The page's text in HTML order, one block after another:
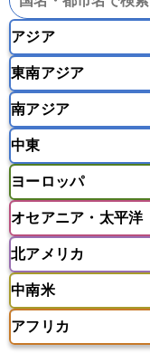
アジア
韓国
モンゴル
東南アジア
インドネシア
マレーシア
ラオス人民民主
南アジア
バングラデシュ
モルディブ
中東
アフガニスタン
イスラエル
ウズベキスタン
カタール
タジキスタン
バーレーン
ヨーロッパ
アイスランド
アゼルバイジャン
イギリス
エストニア
ギリシャ
オセアニア・太平洋
アメリカ領サモア
サモア独立国
ツバル
ト
北アメリカ
バーミューダ諸島
中南米
アメリカ領バー
アフリカ